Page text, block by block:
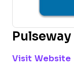
Pulseway
Visit Website